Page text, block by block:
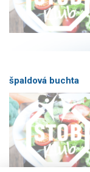
špaldová buchta